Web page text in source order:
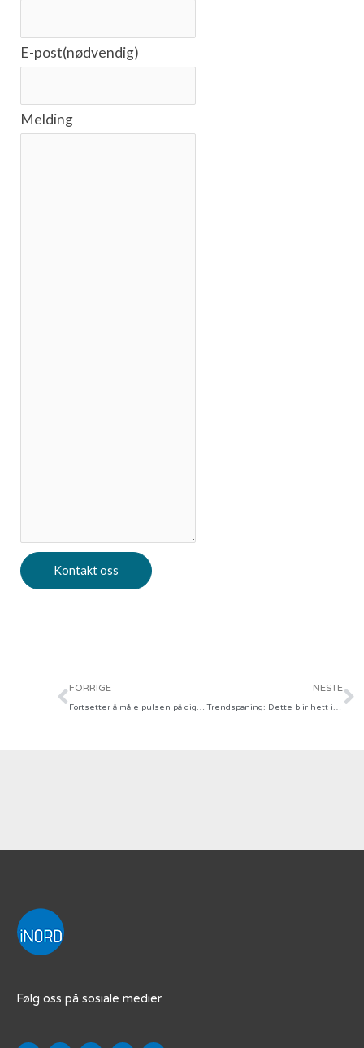
E-post(nødvendig)
Melding
Kontakt oss
Prev
FORRIGE
Fortsetter å måle pulsen på digital markedsføring
NESTE
Trendspaning: Dette blir hett innen markedsføring i 2020!
Følg oss på sosiale medier